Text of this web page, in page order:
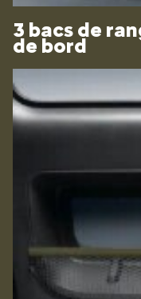
3 bacs de
de bord